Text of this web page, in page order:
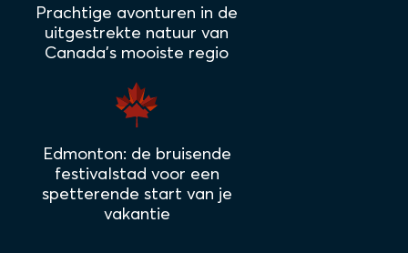
Prachtige avonturen in de
uitgestrekte natuur van
Canada's mooiste regio
Edmonton: de bruisende
festivalstad voor een
spetterende start van je
vakantie